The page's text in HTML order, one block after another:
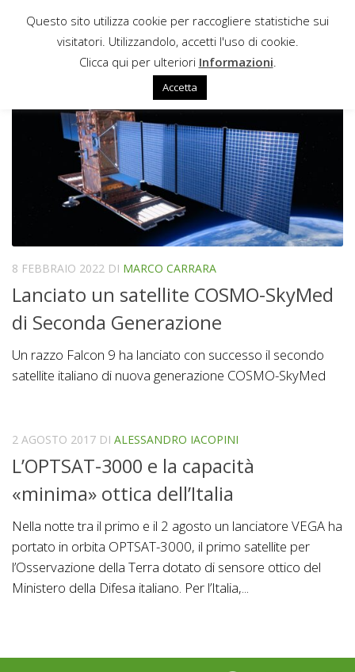
Sotto il contenuto
MINISTERO DELLA DIFESA ITALIANO
8 FEBBRAIO 2022 DI MARCO CARRARA
Lanciato un satellite COSMO-SkyMed
di Seconda Generazione
Un razzo Falcon 9 ha lanciato con successo il secondo
satellite italiano di nuova generazione COSMO-SkyMed
2 AGOSTO 2017 DI ALESSANDRO IACOPINI
L’OPTSAT-3000 e la capacità
«minima» ottica dell’Italia
Nella notte tra il primo e il 2 agosto un lanciatore VEGA ha
portato in orbita OPTSAT-3000, il primo satellite per
l’Osservazione della Terra dotato di sensore ottico del
Ministero della Difesa italiano. Per l’Italia,...
Questo sito utilizza cookie per raccogliere statistiche sui
visitatori. Utilizzandolo, accetti l'uso di cookie.
Clicca qui per ulteriori Informazioni
Accetta